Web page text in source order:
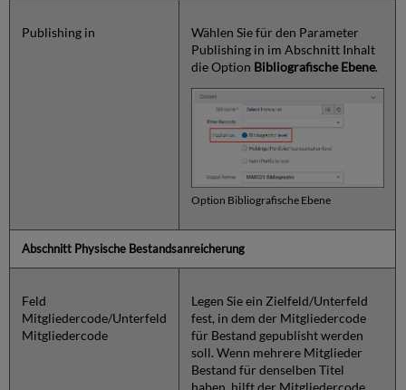
Publishing in
Wählen Sie für den Parameter
Publishing in im Abschnitt Inhalt
die Option Bibliografische Ebene.
Option Bibliografische Ebene
Abschnitt Physische Bestandsanreicherung
Feld
Mitgliedercode/Unterfeld
Mitgliedercode
Legen Sie ein Zielfeld/Unterfeld
fest, in dem der Mitgliedercode
für Bestand gepublisht werden
soll. Wenn mehrere Mitglieder
Bestand für denselben Titel